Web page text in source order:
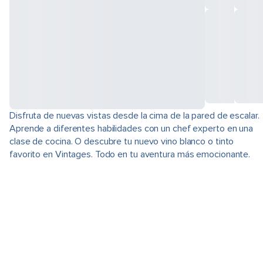
Disfruta de nuevas vistas desde la cima de la pared de escalar.
Aprende a diferentes habilidades con un chef experto en una
clase de cocina. O descubre tu nuevo vino blanco o tinto
favorito en Vintages. Todo en tu aventura más emocionante.